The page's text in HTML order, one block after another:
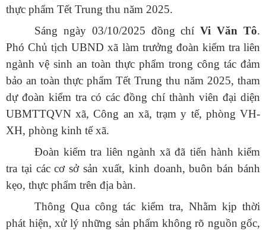
thực phẩm Tết Trung thu năm 2025.
Sáng ngày 03/10/2025 đồng chíVi Văn Tô.
Phó Chủ tịch UBND xã làm trưởng đoàn kiểm tra liên
ngành vệ sinh an toàn thực phẩm trong công tác đảm
bảo an toàn thực phẩm Tết Trung thu năm 2025, tham
dự đoàn kiểm tra có các đồng chí thành viên đại diện
UBMTTQVN xã, Công an xã, trạm y tế, phòng VH-
XH, phòng kinh tế xã.
Đoàn kiểm tra liên ngành xã đã tiến hành kiểm
tra tại các cơ sở sản xuất, kinh doanh, buôn bán bánh
kẹo, thực phẩm trên địa bàn.
Thông Qua công tác kiểm tra, Nhằm kịp thời
phát hiện, xử lý những sản phẩm không rõ nguồn gốc,